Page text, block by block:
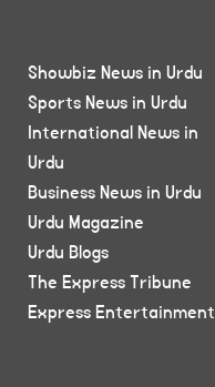
Showbiz News in Urdu
Sports News in Urdu
International News in
Urdu
Business News in Urdu
Urdu Magazine
Urdu Blogs
The Express Tribune
Express Entertainment